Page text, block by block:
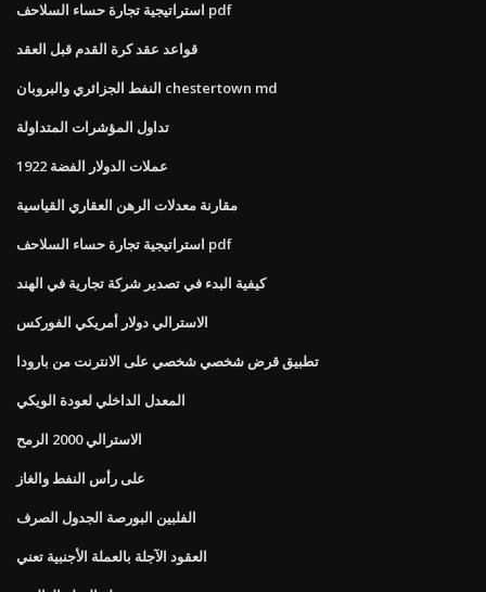
استراتيجية تجارة حساء السلاحف pdf
قواعد عقد كرة القدم قبل العقد
النفط الجزائري والبروبان chestertown md
تداول المؤشرات المتداولة
عملات الدولار الفضة 1922
مقارنة معدلات الرهن العقاري القياسية
استراتيجية تجارة حساء السلاحف pdf
كيفية البدء في تصدير شركة تجارية في الهند
الاسترالي دولار أمريكي الفوركس
تطبيق قرض شخصي شخصي على الانترنت من بارودا
المعدل الداخلي لعودة الويكي
الاسترالي 2000 الرمح
على رأس النفط والغاز
الفلبين البورصة الجدول الصرف
العقود الآجلة بالعملة الأجنبية تعني